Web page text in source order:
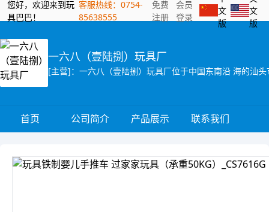
您好，欢迎来到玩
具巴巴！
客服热线：0754-
85638555
免费
注册
会员
登录
文
版
文
版
一六八（壹陆捌）玩具厂
首页 公司简介 产品展示 联系我们